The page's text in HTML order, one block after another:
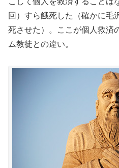
回）すら餓死した（確かに毛
死させた）。ここが個人救済
ム教徒との違い。